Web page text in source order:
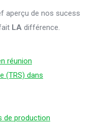
aperçu de nos sucess
LA différence.
réunion
(TRS) dans
de production